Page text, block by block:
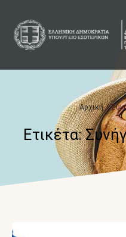
Αρχική /
Ετικέτα: